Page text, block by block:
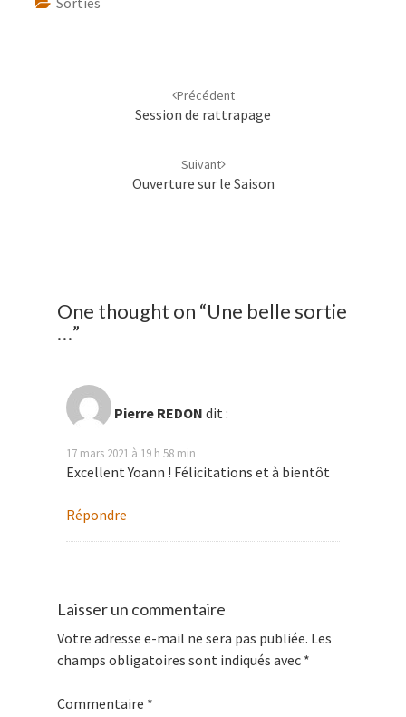
Précédent
Session de rattrapage
Suivant
Ouverture sur le Saison
One thought on “Une belle sortie
…”
Pierre REDON dit :
17 mars 2021 à 19 h 58 min
Excellent Yoann ! Félicitations et à bientôt
Répondre
Laisser un commentaire
Votre adresse e-mail ne sera pas publiée. Les
champs obligatoires sont indiqués avec *
Commentaire *